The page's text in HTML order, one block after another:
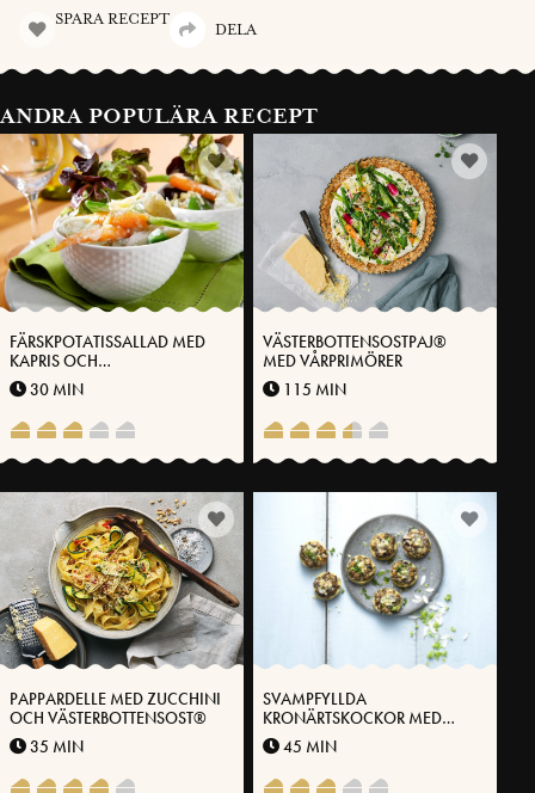
SPARA RECEPT
DELA
ANDRA POPULÄRA RECEPT
FÄRSKPOTATISSALLAD MED
KAPRIS OCH
VÄSTERBOTTENSOST
30 MIN
VÄSTERBOTTENSOSTPAJ®
MED VÅRPRIMÖRER
115 MIN
PAPPARDELLE MED ZUCCHINI
OCH VÄSTERBOTTENSOST®
35 MIN
SVAMPFYLLDA
KRONÄRTSKOCKOR MED
VÄSTERBOTTENSOST®
45 MIN